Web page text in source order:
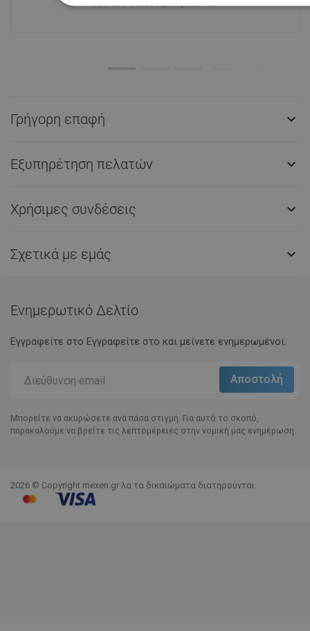
500 000 διαθέσιμα προϊόντα!
Γρήγορη επαφή 
Εξυπηρέτηση πελατών 
Χρήσιμες συνδέσεις 
Σχετικά με εμάς 
Ενημερωτικό Δελτίο
Εγγραφείτε στο Eγγραφείτε στο και μείνετε ενημερωμένοι.
Μπορείτε να ακυρώσετε ανά πάσα στιγμή. Για αυτό το σκοπό,
παρακαλούμε να βρείτε τις λεπτομέρειες στην νομική μας ενημέρωση.
2026 © Copyright mexen.gr λα τα δικαιώματα διατηρούνται.